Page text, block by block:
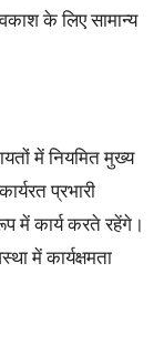
के लिए सामान्य
में नियमित मुख्य
प्रभारी
में कार्य करते रहेंगे।
में कार्यक्षमता